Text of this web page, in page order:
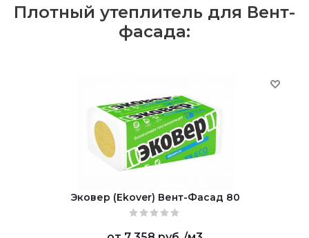
Плотный утеплитель для Вент-
фасада:
Эковер (Ekover) Вент-Фасад 80